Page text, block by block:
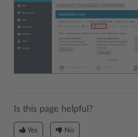
Is this page helpful?
Yes No